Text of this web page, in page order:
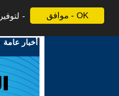
موافق - OK
أخبار عامة